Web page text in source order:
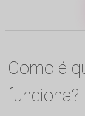
Como é
funciona?